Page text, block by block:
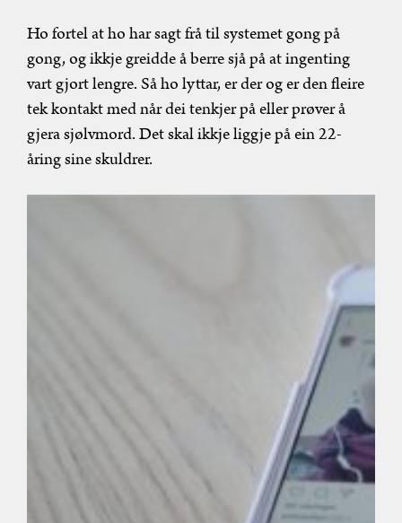
Ho fortel at ho har sagt frå til systemet gong på
gong, og ikkje greidde å berre sjå på at ingenting
vart gjort lengre. Så ho lyttar, er der og er den fleire
tek kontakt med når dei tenkjer på eller prøver å
gjera sjølvmord. Det skal ikkje liggje på ein 22-
åring sine skuldrer.